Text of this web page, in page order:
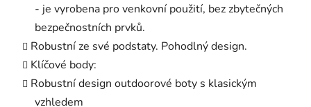
- je vyrobena pro venkovní použití, bez zbytečných
bezpečnostních prvků.
Robustní ze své podstaty. Pohodlný design.
Klíčové body:
Robustní design outdoorové boty s klasickým
vzhledem